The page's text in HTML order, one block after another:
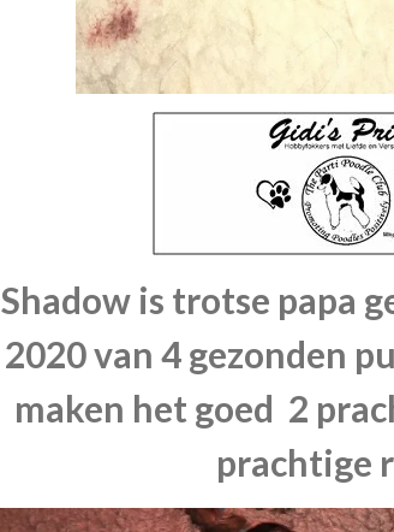
Shadow is trotse papa
2020 van 4 gezonden
maken het goed 2
prachtige